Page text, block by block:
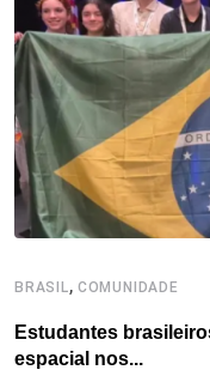
o
k
r I
n
BRASIL, COMUNIDADE
Estudantes
espacial nos...